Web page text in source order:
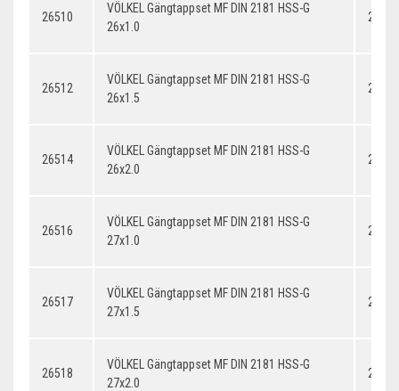
26510
VÖLKEL Gängtappset MF DIN 2181 HSS-G
26x1.0
26512
VÖLKEL Gängtappset MF DIN 2181 HSS-G
26x1.5
26514
VÖLKEL Gängtappset MF DIN 2181 HSS-G
26x2.0
26516
VÖLKEL Gängtappset MF DIN 2181 HSS-G
27x1.0
26517
VÖLKEL Gängtappset MF DIN 2181 HSS-G
27x1.5
26518
VÖLKEL Gängtappset MF DIN 2181 HSS-G
27x2.0